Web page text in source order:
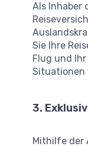
Als Inhaber
Sie Ihre
Flug und
Situationen
3.
Mithilfe der